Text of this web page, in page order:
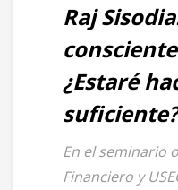
Raj
¿Estaré
En el seminario
Financiero y